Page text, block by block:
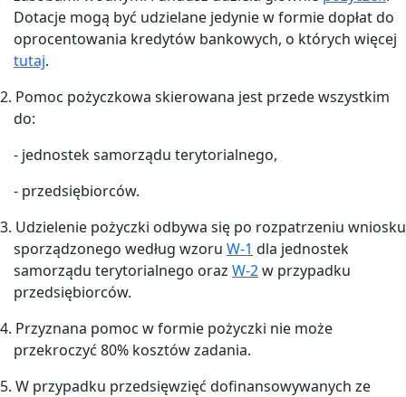
Dotacje mogą być udzielane jedynie w formie dopłat do
oprocentowania kredytów bankowych, o których więcej
tutaj.
2. Pomoc pożyczkowa skierowana jest przede wszystkim
do:
- jednostek samorządu terytorialnego,
- przedsiębiorców.
3. Udzielenie pożyczki odbywa się po rozpatrzeniu wniosku
sporządzonego według wzoru W-1 dla jednostek
samorządu terytorialnego oraz W-2w przypadku
przedsiębiorców.
4. Przyznana pomoc w formie pożyczki nie może
przekroczyć 80% kosztów zadania.
5. W przypadku przedsięwzięć dofinansowywanych ze